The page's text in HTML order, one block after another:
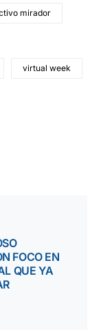
mirador
virtual week
FOCO EN
QUE YA